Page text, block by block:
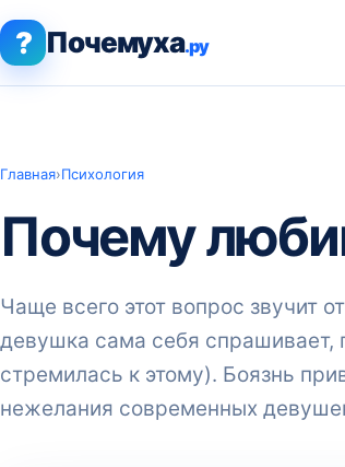
? Почемуха.ру
Главная›Психология
Почему
Чаще всего этот вопрос звучит
девушка сама себя спрашивает,
стремилась к этому). Боязнь
нежелания современных